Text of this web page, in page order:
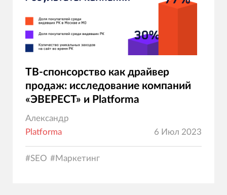
ТВ-спонсорство как драйвер
продаж: исследование компаний
«ЭВЕРЕСТ» и Platforma
Александр
Platforma
6 Июл 2023
#SEO #Маркетинг